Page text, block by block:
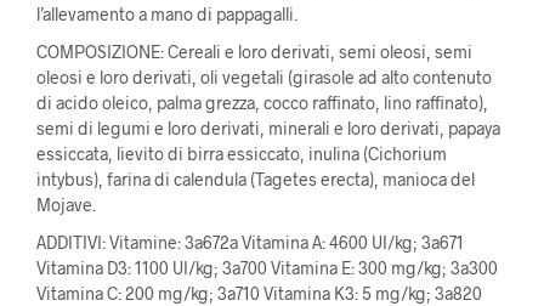
l’allevamento a mano di pappagalli.
COMPOSIZIONE: Cereali e loro derivati, semi oleosi, semi
oleosi e loro derivati, oli vegetali (girasole ad alto contenuto
di acido oleico, palma grezza, cocco raffinato, lino raffinato),
semi di legumi e loro derivati, minerali e loro derivati, papaya
essiccata, lievito di birra essiccato, inulina (Cichorium
intybus), farina di calendula (Tagetes erecta), manioca del
Mojave.
ADDITIVI: Vitamine: 3a672a Vitamina A: 4600 UI/kg; 3a671
Vitamina D3: 1100 UI/kg; 3a700 Vitamina E: 300 mg/kg; 3a300
Vitamina C: 200 mg/kg; 3a710 Vitamina K3: 5 mg/kg; 3a820